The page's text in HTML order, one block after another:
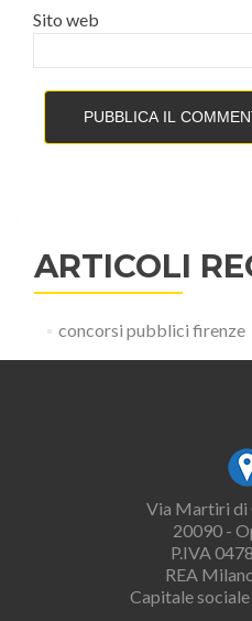
Sito web
ARTICOLI
concorsi pubblici firenze
Via Martiri di
20090 -
P.IVA
REA
Capitale